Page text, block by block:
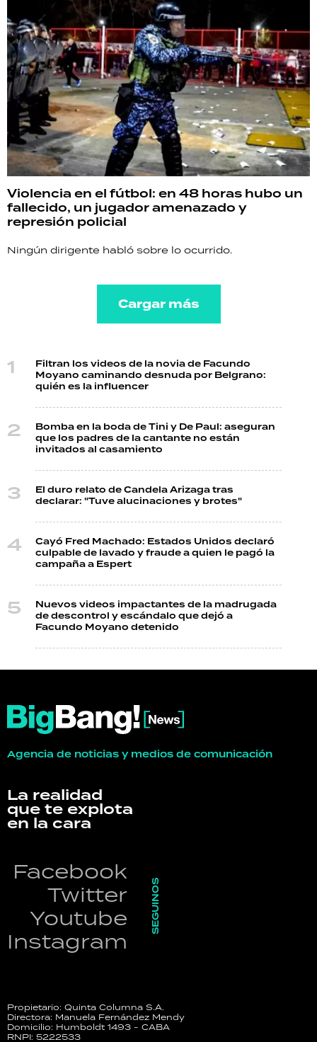
Violencia en el fútbol: en 48 horas hubo un
fallecido, un jugador amenazado y
represión policial
Ningún dirigente habló sobre lo ocurrido.
Cargar más
Filtran los videos de la novia de Facundo
Moyano caminando desnuda por Belgrano:
quién es la influencer
Bomba en la boda de Tini y De Paul: aseguran
que los padres de la cantante no están
invitados al casamiento
El duro relato de Candela Arizaga tras
declarar: "Tuve alucinaciones y brotes"
Cayó Fred Machado: Estados Unidos declaró
culpable de lavado y fraude a quien le pagó la
campaña a Espert
Nuevos videos impactantes de la madrugada
de descontrol y escándalo que dejó a
Facundo Moyano detenido
Agencia de noticias y medios de comunicación
La realidad
que te explota
en la cara
Facebook
Twitter
Youtube
Instagram
SEGUINOS
Propietario: Quinta Columna S.A.
Directora: Manuela Fernández Mendy
Domicilio: Humboldt 1493 - CABA
RNPI: 5222533